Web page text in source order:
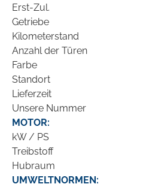
Erst-Zul.
Getriebe
Kilometerstand
Anzahl der Türen
Farbe
Standort
Lieferzeit
Unsere Nummer
MOTOR:
kW / PS
Treibstoff
Hubraum
UMWELTNORMEN: